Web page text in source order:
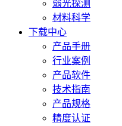
弱光探测
材料科学
下载中心
产品手册
行业案例
产品软件
技术指南
产品规格
精度认证